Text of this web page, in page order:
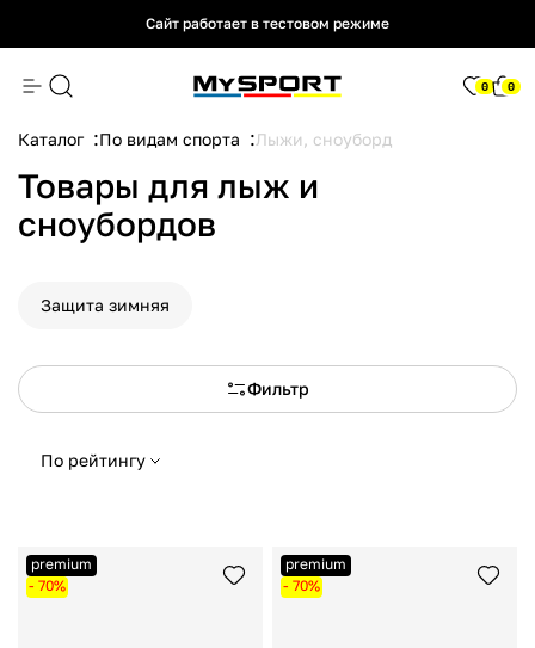
Сайт работает в тестовом режиме
Сайт работает в тестовом режиме
Сайт работает в тестовом режиме
0 0
Каталог По видам спорта Лыжи, сноуборд
Товары для лыж и
сноубордов
Защита зимняя
Фильтр
По рейтингу
premium
- 70%
premium
- 70%